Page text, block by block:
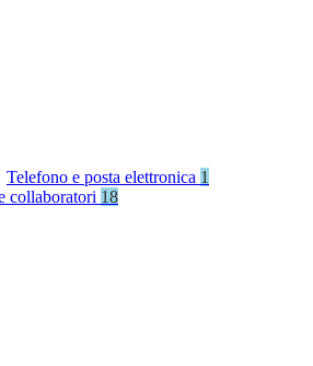
Telefono e posta elettronica 1
collaboratori 18